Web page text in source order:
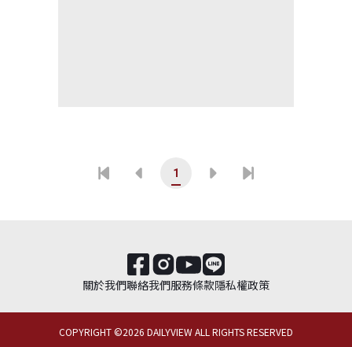
1
關於我們聯絡我們服務條款隱私權政策
COPYRIGHT ©2026 DAILYVIEW ALL RIGHTS RESERVED